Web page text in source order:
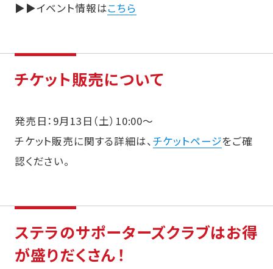
▶▶イベント情報はこちら
チケット販売について
発売日：9月13日（土）10:00～
チケット販売に関する詳細は、 チケットページをご確
認ください。
ステラのサポーターズクラブはお得
が盛りだくさん！